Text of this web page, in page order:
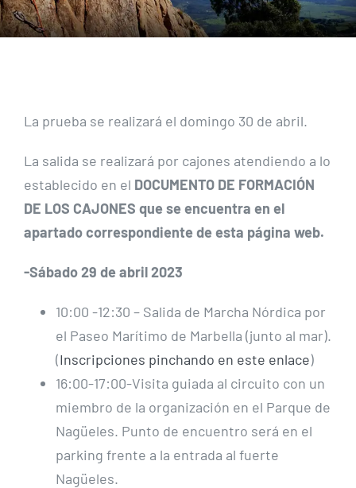
La prueba se realizará el domingo 30 de abril.
La salida se realizará por cajones atendiendo a lo
establecido en el DOCUMENTO DE FORMACIÓN
DE LOS CAJONES que se encuentra en el
apartado correspondiente de esta página web.
-Sábado 29 de abril 2023
10:00 -12:30 – Salida de Marcha Nórdica por
el Paseo Marítimo de Marbella (junto al mar).
(Inscripciones pinchando en este enlace)
16:00-17:00-Visita guiada al circuito con un
miembro de la organización en el Parque de
Nagüeles. Punto de encuentro será en el
parking frente a la entrada al fuerte
Nagüeles.